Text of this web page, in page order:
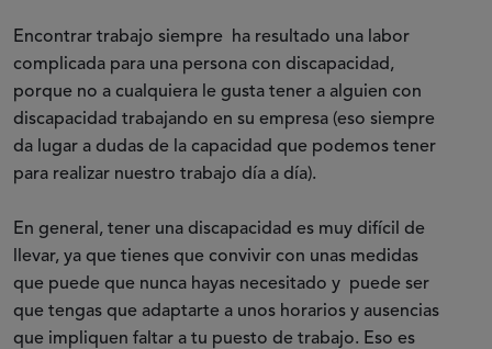
Encontrar trabajo siempre ha resultado una labor
complicada para una persona con discapacidad,
porque no a cualquiera le gusta tener a alguien con
discapacidad trabajando en su empresa (eso siempre
da lugar a dudas de la capacidad que podemos tener
para realizar nuestro trabajo día a día).
En general, tener una discapacidad es muy difícil de
llevar, ya que tienes que convivir con unas medidas
que puede que nunca hayas necesitado y puede ser
que tengas que adaptarte a unos horarios y ausencias
que impliquen faltar a tu puesto de trabajo. Eso es